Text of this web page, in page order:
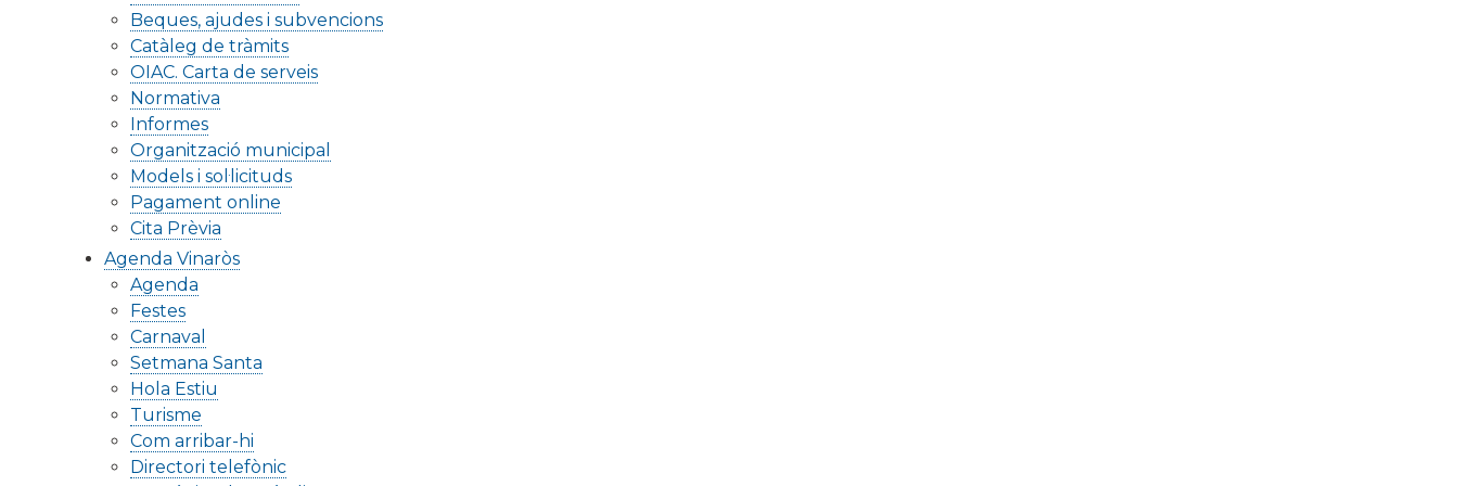
Beques, ajudes i subvencions
Catàleg de tràmits
OIAC. Carta de serveis
Normativa
Informes
Organització municipal
Models i sol·licituds
Pagament online
Cita Prèvia
Agenda Vinaròs
Agenda
Festes
Carnaval
Setmana Santa
Hola Estiu
Turisme
Com arribar-hi
Directori telefònic